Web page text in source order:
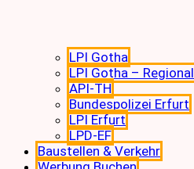
LPI Gotha
LPI Gotha – Regional
API-TH
Bundespolizei Erfurt
LPI Erfurt
LPD-EF
Baustellen & Verkehr